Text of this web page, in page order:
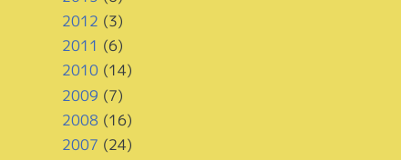
2012 (3)
2011 (6)
2010(14)
2009 (7)
2008 (16)
2007 (24)